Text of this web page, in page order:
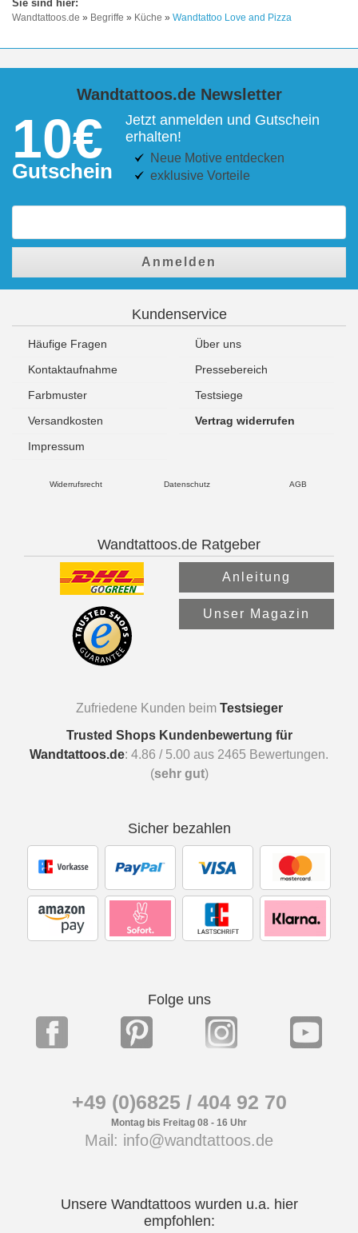
Wandtattoos.de » Begriffe » Küche » Wandtattoo Love and Pizza
Wandtattoos.de Newsletter
10€
Gutschein
Jetzt anmelden und Gutschein
erhalten!
Neue Motive entdecken
exklusive Vorteile
Anmelden
Kundenservice
Häufige Fragen
Über uns
Kontaktaufnahme
Pressebereich
Farbmuster
Testsiege
Versandkosten
Vertrag widerrufen
Impressum
Widerrufsrecht Datenschutz AGB
Wandtattoos.de Ratgeber
Anleitung
Unser Magazin
Zufriedene Kunden beim Testsieger
Trusted Shops Kundenbewertung für
Wandtattoos.de: 4.86 / 5.00 aus 2465 Bewertungen.
(sehr gut)
Sicher bezahlen
Folge uns
+49 (0)6825 / 404 92 70
Montag bis Freitag 08 - 16 Uhr
Mail: info@wandtattoos.de
Unsere Wandtattoos wurden u.a. hier
empfohlen: